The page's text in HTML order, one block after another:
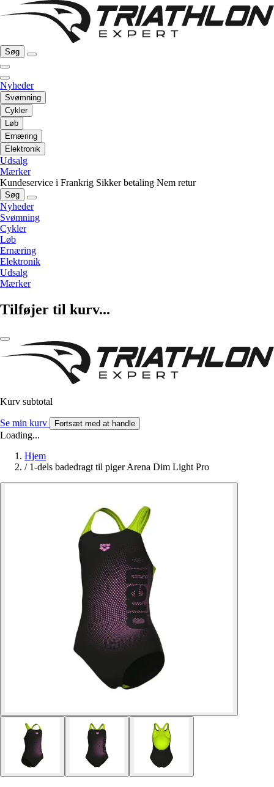
Søg
Nyheder
Svømning
Cykler
Løb
Ernæring
Elektronik
Udsalg
Mærker
Kundeservice i Frankrig Sikker betaling Nem retur
Søg
Nyheder
Svømning
Cykler
Løb
Ernæring
Elektronik
Udsalg
Mærker
Tilføjer til kurv...
Kurv subtotal
Se min kurv Fortsæt med at handle
Loading...
Hjem
/ 1-dels badedragt til piger Arena Dim Light Pro